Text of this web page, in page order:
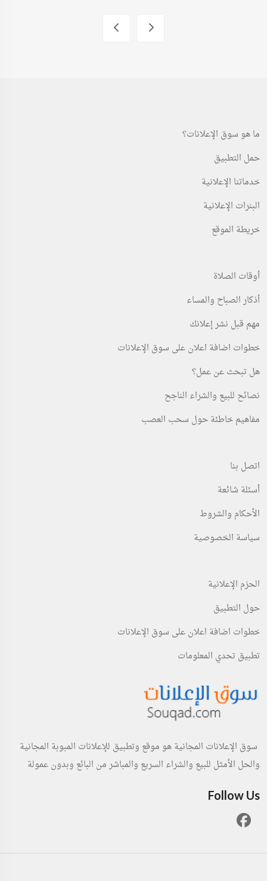
ما هو سوق الإعلانات؟
حمل التطبيق
خدماتنا الإعلانية
البنرات الإعلانية
خريطة الموقع
أوقات الصلاة
أذكار الصباح والمساء
مهم قبل نشر إعلانك
خطوات اضافة اعلان على سوق الإعلانات
هل تبحث عن عمل؟
نصائح للبيع والشراء الناجح
مفاهيم خاطئة حول سحب العصب
اتصل بنا
أسئلة شائعة
الأحكام والشروط
سياسة الخصوصية
الحزم الإعلانية
حول التطبيق
خطوات اضافة اعلان على سوق الإعلانات
تطبيق تحدي المعلومات
سوق الإعلانات المجانية هو موقع وتطبيق للإعلانات المبوبة المجانية
والحل الأمثل للبيع والشراء السريع والمباشر من البائع وبدون عمولة
Follow Us